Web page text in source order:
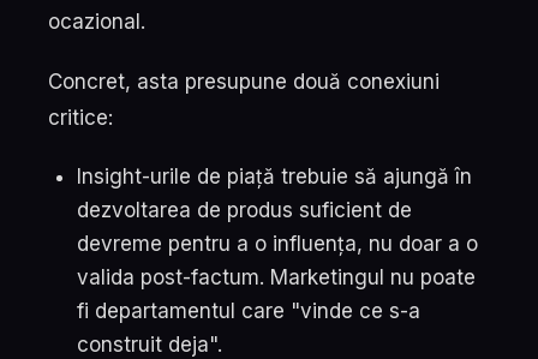
ocazional.
Concret, asta presupune două conexiuni
critice:
Insight-urile de piață trebuie să ajungă în
dezvoltarea de produs suficient de
devreme pentru a o influența, nu doar a o
valida post-factum. Marketingul nu poate
fi departamentul care "vinde ce s-a
construit deja".